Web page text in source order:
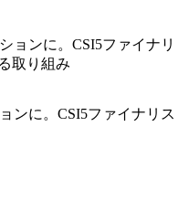
ンに。CSI5ファイナリス